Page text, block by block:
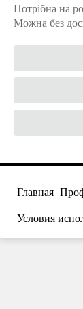
Потрібна на
Можна без
Главная
Условия